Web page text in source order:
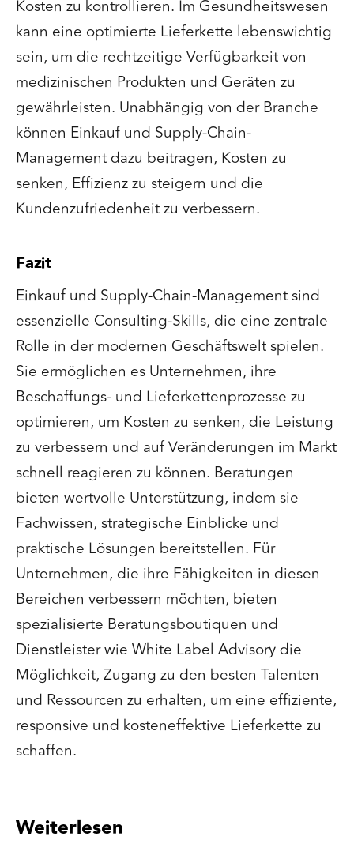
Kosten zu kontrollieren. Im Gesundheitswesen
kann eine optimierte Lieferkette lebenswichtig
sein, um die rechtzeitige Verfügbarkeit von
medizinischen Produkten und Geräten zu
gewährleisten. Unabhängig von der Branche
können Einkauf und Supply-Chain-
Management dazu beitragen, Kosten zu
senken, Effizienz zu steigern und die
Kundenzufriedenheit zu verbessern.
Fazit
Einkauf und Supply-Chain-Management sind
essenzielle Consulting-Skills, die eine zentrale
Rolle in der modernen Geschäftswelt spielen.
Sie ermöglichen es Unternehmen, ihre
Beschaffungs- und Lieferkettenprozesse zu
optimieren, um Kosten zu senken, die Leistung
zu verbessern und auf Veränderungen im Markt
schnell reagieren zu können. Beratungen
bieten wertvolle Unterstützung, indem sie
Fachwissen, strategische Einblicke und
praktische Lösungen bereitstellen. Für
Unternehmen, die ihre Fähigkeiten in diesen
Bereichen verbessern möchten, bieten
spezialisierte Beratungsboutiquen und
Dienstleister wie White Label Advisory die
Möglichkeit, Zugang zu den besten Talenten
und Ressourcen zu erhalten, um eine effiziente,
responsive und kosteneffektive Lieferkette zu
schaffen.
Weiterlesen